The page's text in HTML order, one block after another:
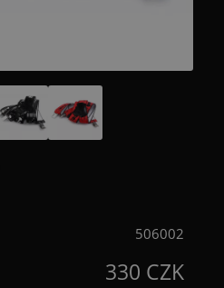
506002
330 CZK